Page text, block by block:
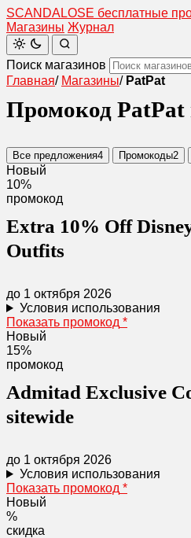
SCANDALOSE бесплатные
Магазины Журнал
Поиск магазинов
Главная/ Магазины/ PatPat
Промокод PatPat
Все предложения4 Промокоды2
Новый
10%
промокод
Extra 10% Off
Outfits
до 1 октября 2026
Условия использования
Показать промокод *
Новый
15%
промокод
Admitad Exclusive
sitewide
до 1 октября 2026
Условия использования
Показать промокод *
Новый
%
скидка